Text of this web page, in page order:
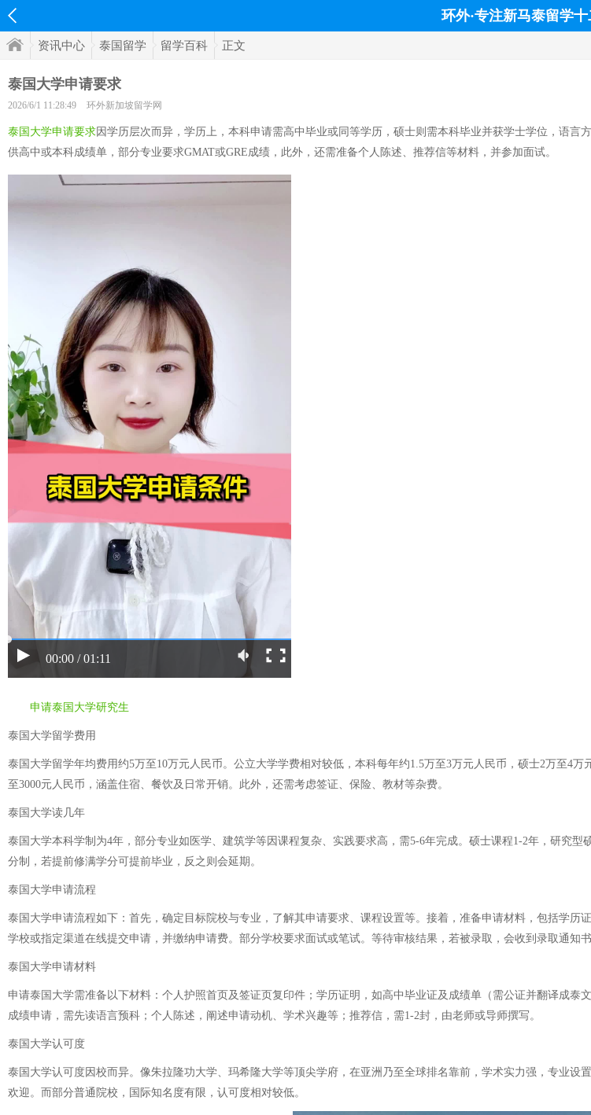
环外·专注新马泰留学
资讯中心 泰国留学 留学百科 正文
泰国大学申请要求
2026/6/1 11:28:49 环外新加坡留学网
泰国大学申请要求因学历层次而异，学历上，本科申请需高中毕业或同等学历，硕士则需本科毕业并获学士学位，语
供高中或本科成绩单，部分专业要求GMAT或GRE成绩，此外，还需准备个人陈述、推荐信等材料，并参加面试。
00:00 / 01:11
申请泰国大学研究生
泰国大学留学费用
泰国大学留学年均费用约5万至10万元人民币。公立大学学费相对较低，本科每年约1.5万至3万元人民币，硕士2万至4
至3000元人民币，涵盖住宿、餐饮及日常开销。此外，还需考虑签证、保险、教材等杂费。
泰国大学读几年
泰国大学本科学制为4年，部分专业如医学、建筑学等因课程复杂、实践要求高，需5-6年完成。硕士课程1-2年，研究
分制，若提前修满学分可提前毕业，反之则会延期。
泰国大学申请流程
泰国大学申请流程如下：首先，确定目标院校与专业，了解其申请要求、课程设置等。接着，准备申请材料，包括学
学校或指定渠道在线提交申请，并缴纳申请费。部分学校要求面试或笔试。等待审核结果，若被录取，会收到录取通知
泰国大学申请材料
申请泰国大学需准备以下材料：个人护照首页及签证页复印件；学历证明，如高中毕业证及成绩单（需公证并翻译成
成绩申请，需先读语言预科；个人陈述，阐述申请动机、学术兴趣等；推荐信，需1-2封，由老师或导师撰写。
泰国大学认可度
泰国大学认可度因校而异。像朱拉隆功大学、玛希隆大学等顶尖学府，在亚洲乃至全球排名靠前，学术实力强，专业
欢迎。而部分普通院校，国际知名度有限，认可度相对较低。